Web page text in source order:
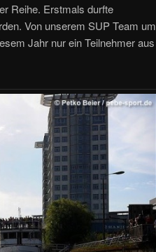
Reihe. Erstmals durfte
Von unserem SUP Team um
Jahr nur ein Teilnehmer aus